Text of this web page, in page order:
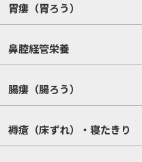
胃瘻（胃ろう）
鼻腔経管栄養
腸瘻（腸ろう）
褥瘡（床ずれ）・寝たきり